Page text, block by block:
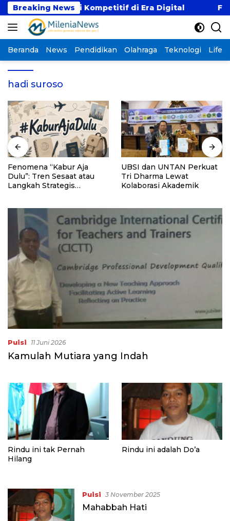
Langsung
ke
konten
Breaking News
Gaji Kompetitif di Era Digital
Beranda News Pendidikan Olahraga Teknologi
hadi suroso
Fenomena “Kabur Aja
Dulu”: Tren Sesaat atau
Langkah Strategis
UBSI dan UNTAN Perkuat
Tri Dharma Lewat
Kolaborasi Akademik
Puisi 11 Juni 2026
Kamulah Mutiara yang Indah
Rindu ini tak Pernah
Hilang
Rindu ini adalah Do’a
Puisi 3 November 2025
Mahabbah Hati